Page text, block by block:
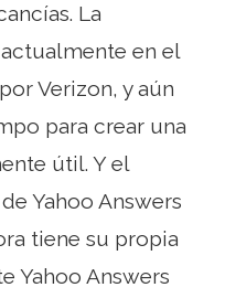
La
en el
Verizon, y aún
para crear una
útil. Y el
Yahoo Answers
tiene su propia
Yahoo Answers